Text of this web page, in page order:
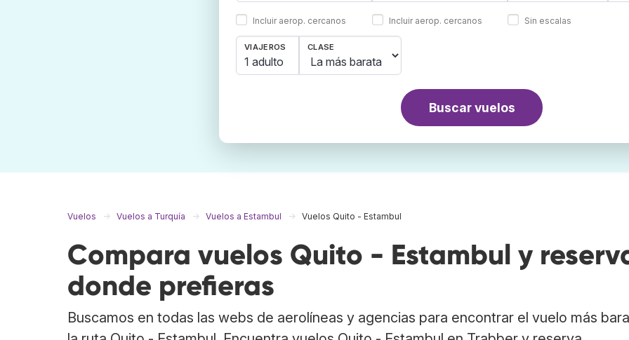
Incluir aerop. cercanos Incluir aerop. cercanos Sin escalas
VIAJEROS
1 adulto
CLASE
Buscar vuelos
Vuelos Vuelos a Turquía Vuelos a Estambul Vuelos Quito - Estambul
Compara vuelos Quito - Estambul y
donde prefieras
Buscamos en todas las webs de aerolíneas y agencias para encontrar el vuelo más